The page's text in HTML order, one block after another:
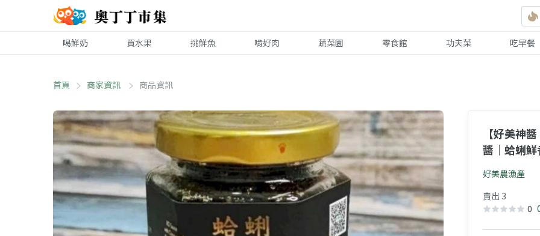
喝鮮奶 買水果 挑鮮魚 啃好肉 蔬菜園 零食館 功夫菜 吃早餐
首頁 商家資訊 商品資訊
【好美神
醬｜蛤蜊
好美農漁產
賣出 3
0